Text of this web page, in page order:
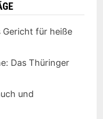
Gericht für heiße
Das Thüringer
und